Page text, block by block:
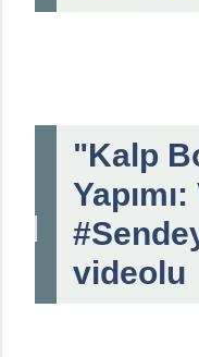
"Kalp
videolu